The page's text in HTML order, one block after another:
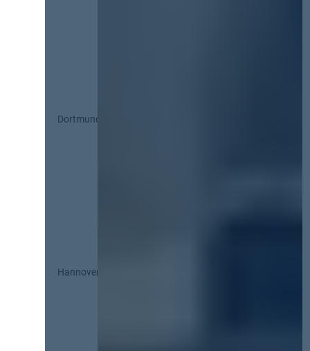
Dortmund
Hannover